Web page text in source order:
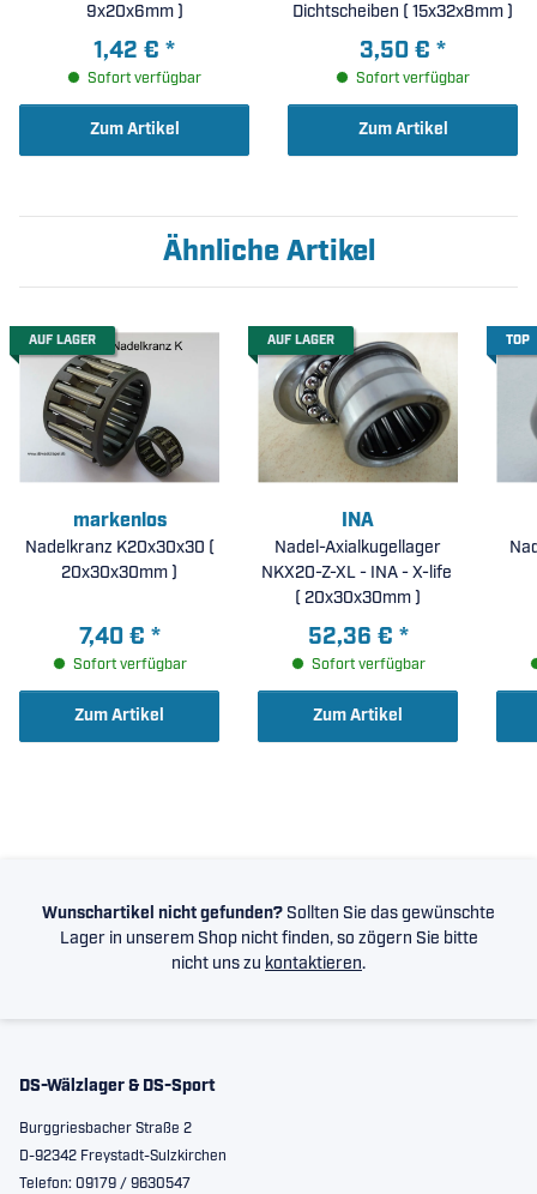
9x20x6mm )
1,42 € *
Sofort verfügbar
Zum Artikel
Dichtscheiben ( 15x32x8mm )
3,50 € *
Sofort verfügbar
Zum Artikel
Ähnliche Artikel
AUF LAGER
markenlos
Nadelkranz K20x30x30 (
20x30x30mm )
7,40 € *
Sofort verfügbar
Zum Artikel
AUF LAGER
INA
Nadel-Axialkugellager
NKX20-Z-XL - INA - X-life
( 20x30x30mm )
52,36 € *
Sofort verfügbar
Zum Artikel
TOP
Wunschartikel nicht gefunden? Sollten Sie das gewünschte
Lager in unserem Shop nicht finden, so zögern Sie bitte
nicht uns zu kontaktieren.
DS-Wälzlager & DS-Sport
Burggriesbacher Straße 2
D-92342 Freystadt-Sulzkirchen
Telefon: 09179 / 9630547